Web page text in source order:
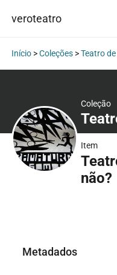
veroteatro
Início>Coleções>Teatro
Coleção
Item
não?
Metadados